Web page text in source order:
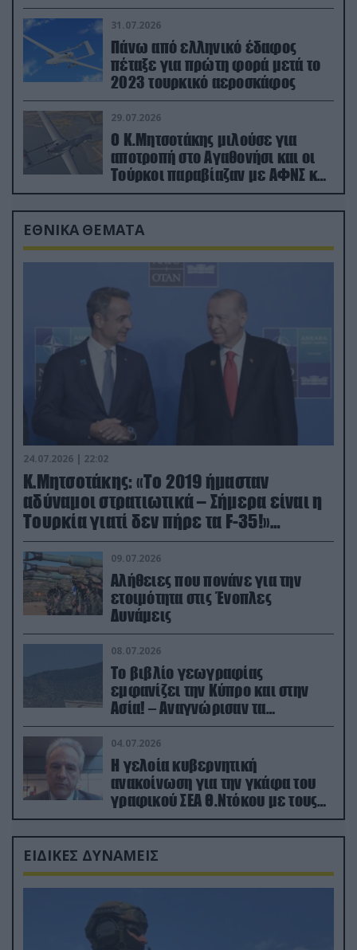
31.07.2026
Πάνω από ελληνικό έδαφος
πέταξε για πρώτη φορά μετά το
2023 τουρκικό αεροσκάφος
29.07.2026
Ο Κ.Μητσοτάκης μιλούσε για
αποτροπή στο Αγαθονήσι και οι
Τούρκοι παραβίαζαν με ΑΦΝΣ και
drone
ΕΘΝΙΚΑ ΘΕΜΑΤΑ
24.07.2026 | 22:02
Κ.Μητσοτάκης: «Το 2019 ήμασταν
αδύναμοι στρατιωτικά – Σήμερα είναι η
Τουρκία γιατί δεν πήρε τα F-35!»
(βίντεο)
09.07.2026
Αλήθειες που πονάνε για την
ετοιμότητα στις Ένοπλες
Δυνάμεις
08.07.2026
Το βιβλίο γεωγραφίας
εμφανίζει την Κύπρο και στην
Ασία! – Αναγνώρισαν τα
κατεχόμενα; (φωτο)
04.07.2026
Η γελοία κυβερνητική
ανακοίνωση για την γκάφα του
γραφικού ΣΕΑ Θ.Ντόκου με τους
Ρώσους φαρσέρ
ΕΙΔΙΚΕΣ ΔΥΝΑΜΕΙΣ